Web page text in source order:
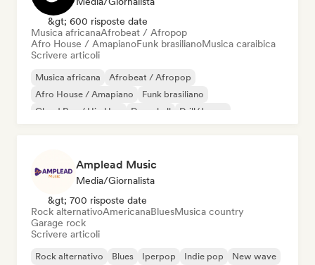
&gt; 600 risposte date
Musica africanaAfrobeat / Afropop
Afro House / AmapianoFunk brasilianoMusica caraibica
Scrivere articoli
Musica africana
Afrobeat / Afropop
Afro House / Amapiano
Funk brasiliano
Cloud Rap / Hip Hop
Dancehall
Drill/Jersey
Amplead Music
Media/Giornalista
&gt; 700 risposte date
Rock alternativoAmericanaBluesMusica country
Garage rock
Scrivere articoli
Rock alternativo Blues Iperpop Indie pop New wave